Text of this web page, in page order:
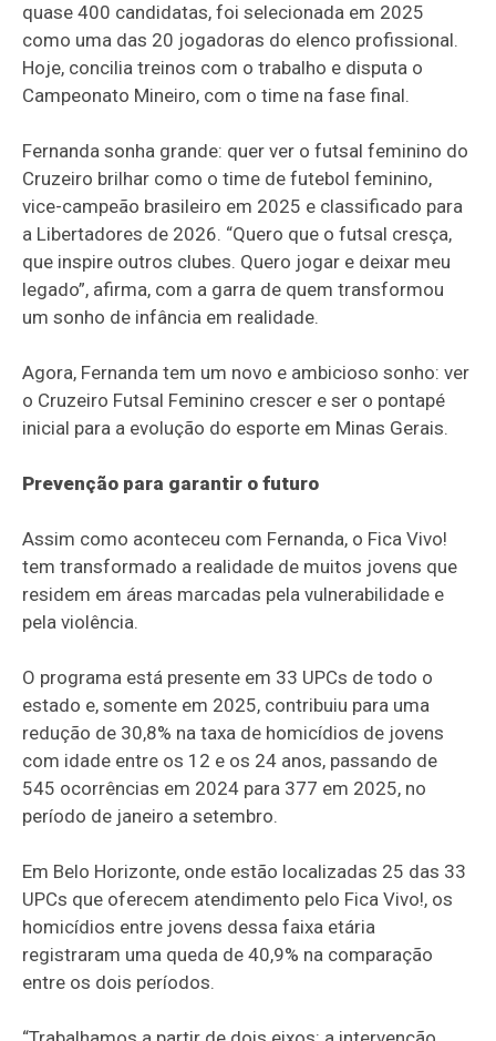
quase 400 candidatas, foi selecionada em 2025
como uma das 20 jogadoras do elenco profissional.
Hoje, concilia treinos com o trabalho e disputa o
Campeonato Mineiro, com o time na fase final.
Fernanda sonha grande: quer ver o futsal feminino do
Cruzeiro brilhar como o time de futebol feminino,
vice-campeão brasileiro em 2025 e classificado para
a Libertadores de 2026. “Quero que o futsal cresça,
que inspire outros clubes. Quero jogar e deixar meu
legado”, afirma, com a garra de quem transformou
um sonho de infância em realidade.
Agora, Fernanda tem um novo e ambicioso sonho: ver
o Cruzeiro Futsal Feminino crescer e ser o pontapé
inicial para a evolução do esporte em Minas Gerais.
Prevenção para garantir o futuro
Assim como aconteceu com Fernanda, o Fica Vivo!
tem transformado a realidade de muitos jovens que
residem em áreas marcadas pela vulnerabilidade e
pela violência.
O programa está presente em 33 UPCs de todo o
estado e, somente em 2025, contribuiu para uma
redução de 30,8% na taxa de homicídios de jovens
com idade entre os 12 e os 24 anos, passando de
545 ocorrências em 2024 para 377 em 2025, no
período de janeiro a setembro.
Em Belo Horizonte, onde estão localizadas 25 das 33
UPCs que oferecem atendimento pelo Fica Vivo!, os
homicídios entre jovens dessa faixa etária
registraram uma queda de 40,9% na comparação
entre os dois períodos.